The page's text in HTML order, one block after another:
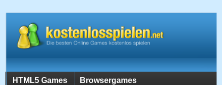
HTML5 Games Browsergames